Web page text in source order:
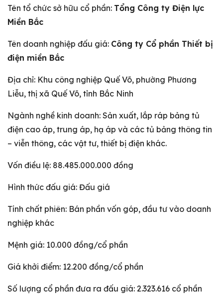
Tên tổ chức sở hữu cổ phần: Tổng Công ty Điện lực
Miền Bắc
Tên doanh nghiệp đấu giá: Công ty Cổ phần Thiết bị
điện miền Bắc
Địa chỉ: Khu công nghiệp Quế Võ, phường Phương
Liễu, thị xã Quế Võ, tỉnh Bắc Ninh
Ngành nghề kinh doanh: Sản xuất, lắp ráp bảng tủ
điện cao áp, trung áp, hạ áp và các tủ bảng thông tin
– viễn thông, các vật tư, thiết bị điện khác.
Vốn điều lệ: 88.485.000.000 đồng
Hình thức đấu giá: Đấu giá
Tính chất phiên: Bán phần vốn góp, đầu tư vào doanh
nghiệp khác
Mệnh giá: 10.000 đồng/cổ phần
Giá khởi điểm: 12.200 đồng/cổ phần
Số lượng cổ phần đưa ra đấu giá: 2.323.616 cổ phần